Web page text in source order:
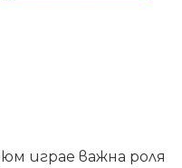
играе важна роля